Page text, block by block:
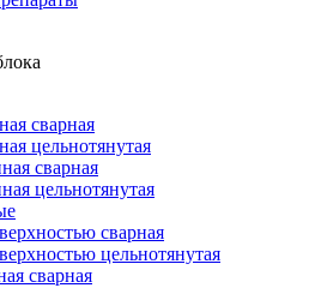
сварная
цельнотянутая
сварная
цельнотянутая
сварная
цельнотянутая
сварная